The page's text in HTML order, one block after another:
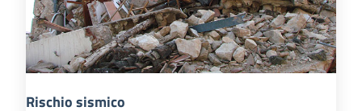
Rischio sismico